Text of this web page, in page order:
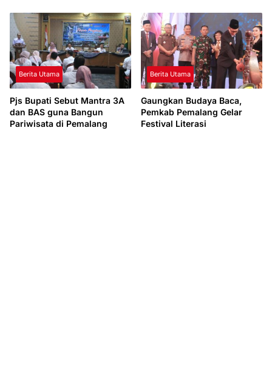
Berita Utama
Pjs Bupati Sebut Mantra 3A
dan BAS guna Bangun
Pariwisata di Pemalang
Berita Utama
Gaungkan Budaya Baca,
Pemkab Pemalang Gelar
Festival Literasi